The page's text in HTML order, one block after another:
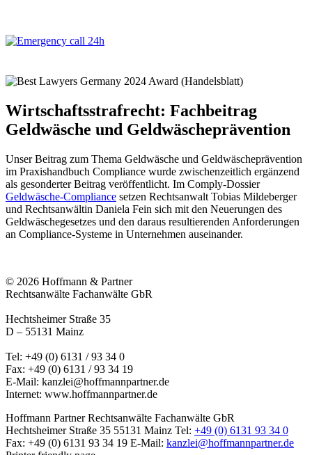
Wirtschaftsstrafrecht: Fachbeitrag
Geldwäsche und Geldwäscheprävention
Unser Beitrag zum Thema Geldwäsche und Geldwäscheprävention
im Praxishandbuch Compliance wurde zwischenzeitlich ergänzend
als gesonderter Beitrag veröffentlicht. Im Comply-Dossier
Geldwäsche-Compliance setzen Rechtsanwalt Tobias Mildeberger
und Rechtsanwältin Daniela Fein sich mit den Neuerungen des
Geldwäschegesetzes und den daraus resultierenden Anforderungen
an Compliance-Systeme in Unternehmen auseinander.
© 2026 Hoffmann & Partner
Rechtsanwälte Fachanwälte GbR
Hechtsheimer Straße 35
D – 55131 Mainz
Tel: +49 (0) 6131 / 93 34 0
Fax: +49 (0) 6131 / 93 34 19
E-Mail: kanzlei@hoffmannpartner.de
Internet: www.hoffmannpartner.de
Hoffmann Partner Rechtsanwälte Fachanwälte GbR
Hechtsheimer Straße 35 55131 Mainz Tel: +49 (0) 6131 93 34 0
Fax: +49 (0) 6131 93 34 19 E-Mail: kanzlei@hoffmannpartner.de